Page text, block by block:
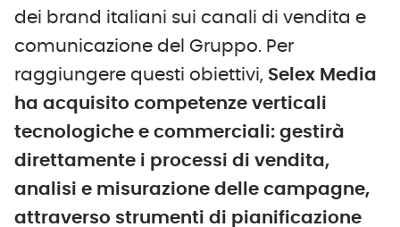
dei brand italiani sui canali di vendita e
comunicazione del Gruppo. Per
raggiungere questi obiettivi, Selex Media
ha acquisito competenze verticali
tecnologiche e commerciali: gestirà
direttamente i processi di vendita,
analisi e misurazione delle campagne,
attraverso strumenti di pianificazione